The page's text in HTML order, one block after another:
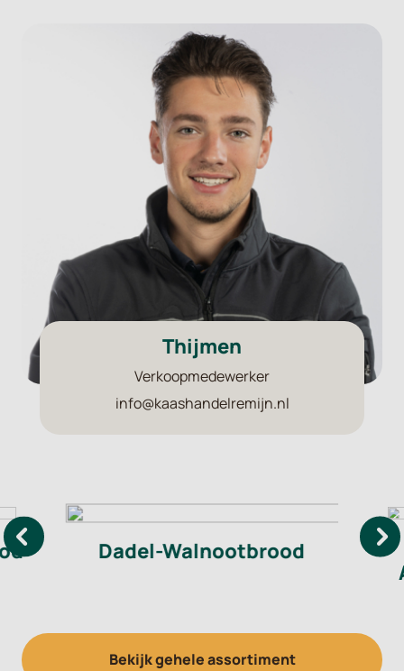
Thijmen
Verkoopmedewerker
info@kaashandelremijn.nl
Dadel-Walnootbrood
Bekijk gehele assortiment